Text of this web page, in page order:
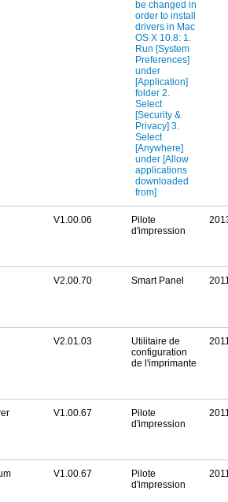
V1.00.06
Pilote
d'impression
V2.00.70 Smart Panel
V2.01.03
Utilitaire de
configuration
de l'imprimante
V1.00.67
Pilote
d'impression
V1.00.67
Pilote
d'impression